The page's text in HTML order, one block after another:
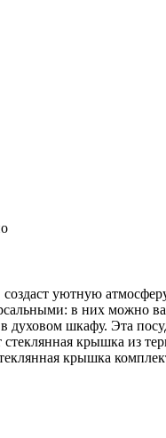
уютную
в них можно
шкафу. Эта
крышка из
крышка